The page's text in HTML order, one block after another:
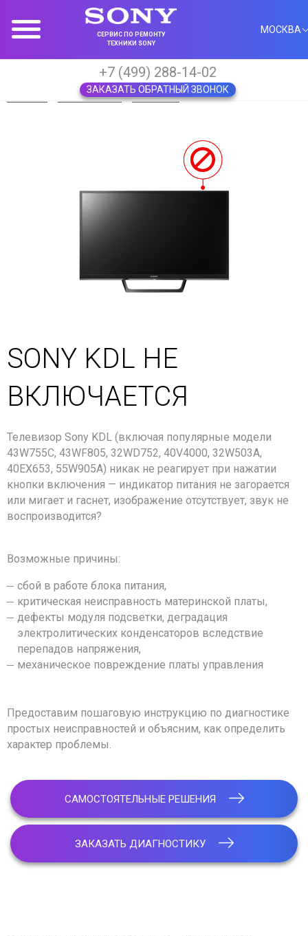
СЕРВИС ПО РЕМОНТУ
ТЕХНИКИ SONY
МОСКВА
+7 (499) 288-14-02
ЗАКАЗАТЬ ОБРАТНЫЙ ЗВОНОК
Телевизоры Sony KDL Не включается
SONY KDL НЕ
ВКЛЮЧАЕТСЯ
Телевизор Sony KDL (включая популярные модели
43W755C, 43WF805, 32WD752, 40V4000, 32W503A,
40EX653, 55W905A) никак не реагирует при нажатии
кнопки включения — индикатор питания не загорается
или мигает и гаснет, изображение отсутствует, звук не
воспроизводится?
Возможные причины:
сбой в работе блока питания,
критическая неисправность материнской платы,
дефекты модуля подсветки, деградация
электролитических конденсаторов вследствие
перепадов напряжения,
механическое повреждение платы управления
Предоставим пошаговую инструкцию по диагностике
простых неисправностей и объясним, как определить
характер проблемы.
САМОСТОЯТЕЛЬНЫЕ РЕШЕНИЯ
ЗАКАЗАТЬ ДИАГНОСТИКУ